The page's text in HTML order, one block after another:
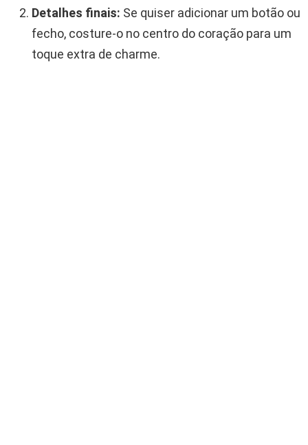
Detalhes finais: Se quiser adicionar um botão ou
fecho, costure-o no centro do coração para um
toque extra de charme.